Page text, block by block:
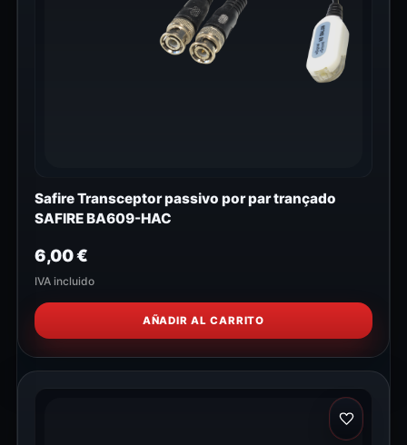
Safire Transceptor passivo por par trançado
SAFIRE BA609-HAC
6,00€
IVA incluido
AÑADIR AL CARRITO